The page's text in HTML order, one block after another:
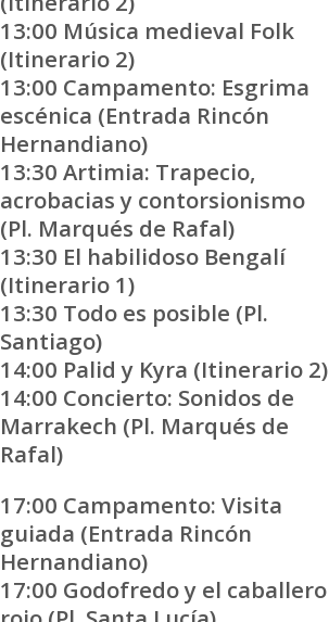
13:00 Música medieval Folk
(Itinerario 2)
13:00 Campamento: Esgrima
escénica (Entrada Rincón
Hernandiano)
13:30 Artimia: Trapecio,
acrobacias y contorsionismo
(Pl. Marqués de Rafal)
13:30 El habilidoso Bengalí
(Itinerario 1)
13:30 Todo es posible (Pl.
Santiago)
14:00 Palid y Kyra (Itinerario 2)
14:00 Concierto: Sonidos de
Marrakech (Pl. Marqués de
Rafal)
17:00 Campamento: Visita
guiada (Entrada Rincón
Hernandiano)
17:00 Godofredo y el caballero